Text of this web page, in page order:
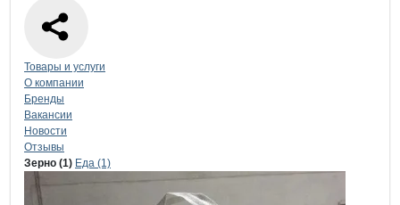
Навигация по странице
Товары и услуги
О компании
Бренды
Вакансии
Новости
Отзывы
ПродукцияИдрисова М.С., ИП
Навигация по продуктам
Зерно (1) Еда (1)